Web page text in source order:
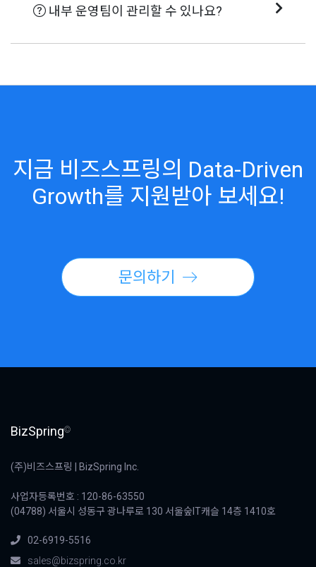
내부 운영팀이 관리할 수 있나요?
다.
지금 비즈스프링의 Data-Driven
Growth를 지원받아 보세요!
문의하기
BizSpring©
(주)비즈스프링 | BizSpring Inc.
사업자등록번호 : 120-86-63550
(04788) 서울시 성동구 광나루로 130 서울숲IT캐슬 14층 1410호
02-6919-5516
sales@bizspring.co.kr